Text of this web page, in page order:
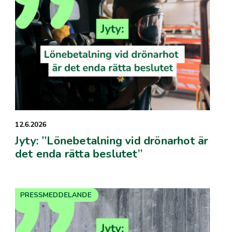
12.6.2026
Jyty: ”Lönebetalning vid drönarhot är
det enda rätta beslutet”
PRESSMEDDELANDE